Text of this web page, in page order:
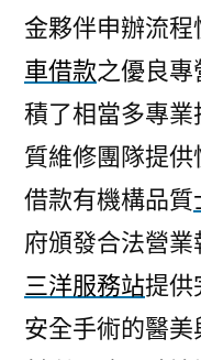
金夥伴申辦流
車借款之優良
積了相當多專業
質維修團隊提
借款有機構品質
府頒發合法營
三洋服務站提供
安全手術的醫